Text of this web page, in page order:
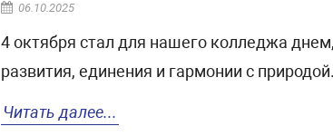
06.10.2025
4 октября стал для нашего колледжа
развития, единения и гармонии с природой.
Читать далее...